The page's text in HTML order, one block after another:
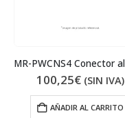
100,25€ (SIN IVA)
AÑADIR AL CARRITO